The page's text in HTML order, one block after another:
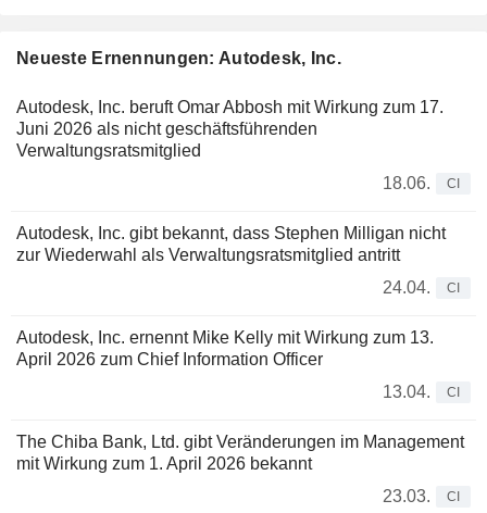
Neueste Ernennungen: Autodesk, Inc.
Autodesk, Inc. beruft Omar Abbosh mit Wirkung zum 17.
Juni 2026 als nicht geschäftsführenden
Verwaltungsratsmitglied
18.06.
CI
Autodesk, Inc. gibt bekannt, dass Stephen Milligan nicht
zur Wiederwahl als Verwaltungsratsmitglied antritt
24.04.
CI
Autodesk, Inc. ernennt Mike Kelly mit Wirkung zum 13.
April 2026 zum Chief Information Officer
13.04.
CI
The Chiba Bank, Ltd. gibt Veränderungen im Management
mit Wirkung zum 1. April 2026 bekannt
23.03.
CI